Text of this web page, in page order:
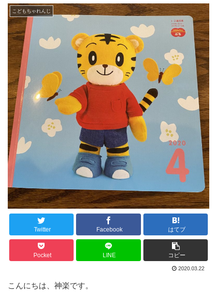
こどもちゃれんじ
Twitter Facebook はてブ
Pocket LINE コピー
2020.03.22
こんにちは、神楽です。